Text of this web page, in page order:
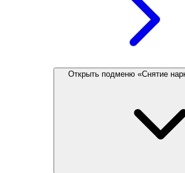
Открыть подменю «Снятие